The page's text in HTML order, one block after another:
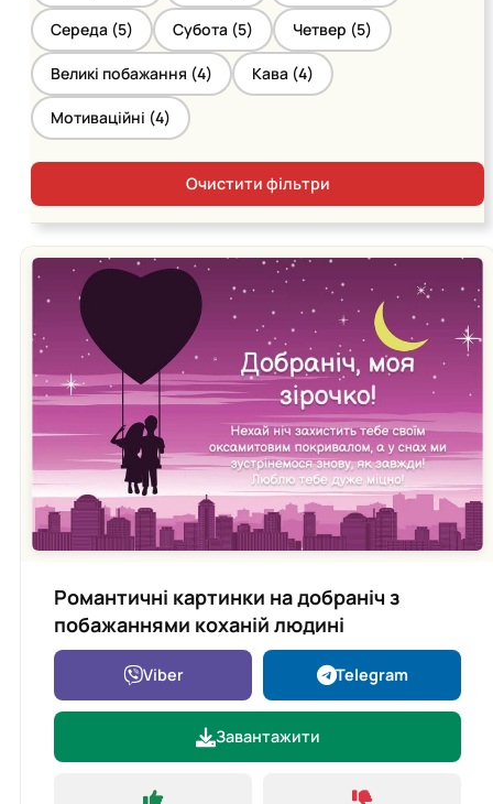
Середа (5) Субота (5) Четвер (5)
Великі побажання (4) Кава (4)
Мотиваційні (4)
Очистити фільтри
Романтичні картинки на добраніч з
побажаннями коханій людині
Viber Telegram
Завантажити